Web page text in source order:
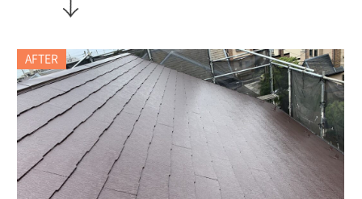
AFTER